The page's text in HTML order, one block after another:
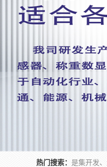
热门搜索：